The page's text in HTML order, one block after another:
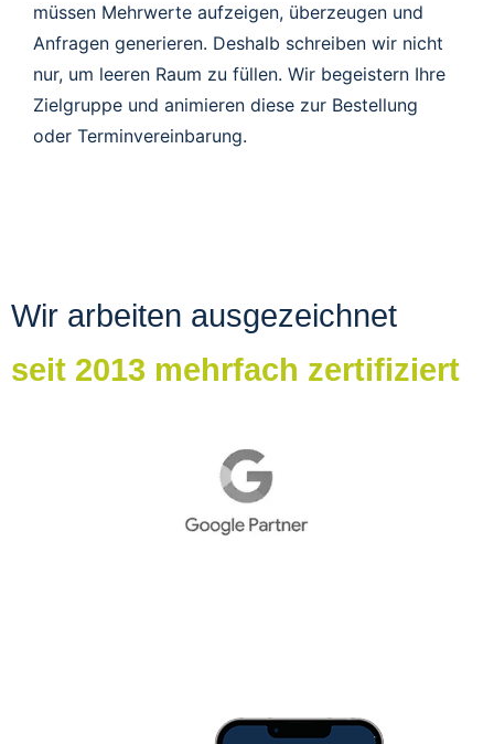
müssen Mehrwerte aufzeigen, überzeugen und
Anfragen generieren. Deshalb schreiben wir nicht
nur, um leeren Raum zu füllen. Wir begeistern Ihre
Zielgruppe und animieren diese zur Bestellung
oder Terminvereinbarung.
Wir arbeiten ausgezeichnet
seit 2013 mehrfach zertifiziert